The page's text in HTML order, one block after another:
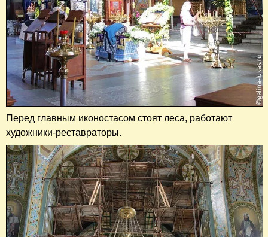
Перед главным иконостасом стоят леса, работают
художники-реставраторы.